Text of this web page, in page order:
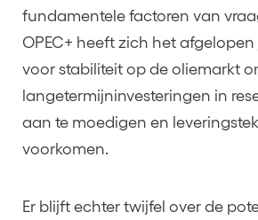
fundamentele factoren van
OPEC+ heeft zich het
voor stabiliteit op de oliemarkt
langetermijninvesteringen in
aan te moedigen en
voorkomen.
Er blijft echter twijfel over de